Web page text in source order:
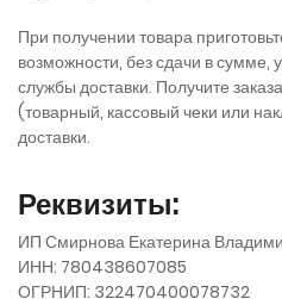
При получении товара
возможности, без сдачи в сумме,
службы доставки. Получите
(товарный, кассовый чеки или
доставки.
Реквизиты:
ИП Смирнова Екатерина
ИНН: 780438607085
ОГРНИП: 322470400078732